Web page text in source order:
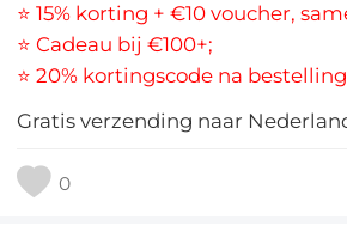
⭐ 15% korting + €10 voucher,
⭐ Cadeau bij €100+;
⭐ 20% kortingscode na
Gratis verzending naar
0